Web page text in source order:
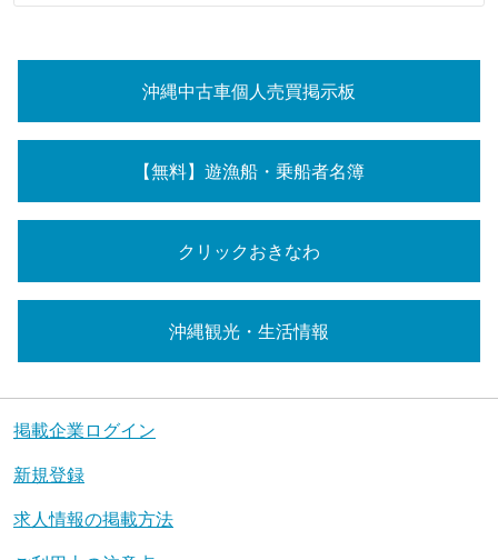
沖縄中古車個人売買掲示板
【無料】遊漁船・乗船者名簿
クリックおきなわ
沖縄観光・生活情報
掲載企業ログイン
新規登録
求人情報の掲載方法